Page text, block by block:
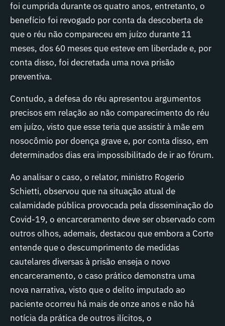
foi cumprida durante os quatro anos, entretanto, o
benefício foi revogado por conta da descoberta de
que o réu não compareceu em juízo durante 11
meses, dos 60 meses que esteve em liberdade e, por
conta disso, foi decretada uma nova prisão
preventiva.
Contudo, a defesa do réu apresentou argumentos
precisos em relação ao não comparecimento do réu
em juízo, visto que esse teria que assistir à mãe em
nosocômio por doença grave e, por conta disso, em
determinados dias era impossibilitado de ir ao fórum.
Ao analisar o caso, o relator, ministro Rogerio
Schietti, observou que na situação atual de
calamidade pública provocada pela disseminação do
Covid-19, o encarceramento deve ser observado com
outros olhos, ademais, destacou que embora a Corte
entende que o descumprimento de medidas
cautelares diversas à prisão enseja o novo
encarceramento, o caso prático demonstra uma
nova narrativa, visto que o delito imputado ao
paciente ocorreu há mais de onze anos e não há
notícia da prática de outros ilícitos, o